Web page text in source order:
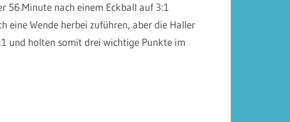
56.Minute nach einem Eckball auf 3:1
eine Wende herbei zuführen, aber die Haller
und holten somit drei wichtige Punkte im